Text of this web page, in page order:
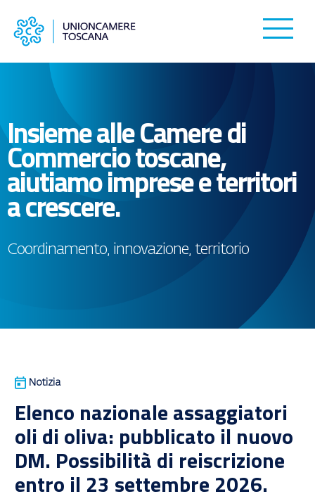
Insieme alle Camere di
Commercio toscane,
aiutiamo imprese e territori
a crescere.
Coordinamento, innovazione, territorio
Notizia
Elenco nazionale assaggiatori
oli di oliva: pubblicato il nuovo
DM. Possibilità di reiscrizione
entro il 23 settembre 2026.